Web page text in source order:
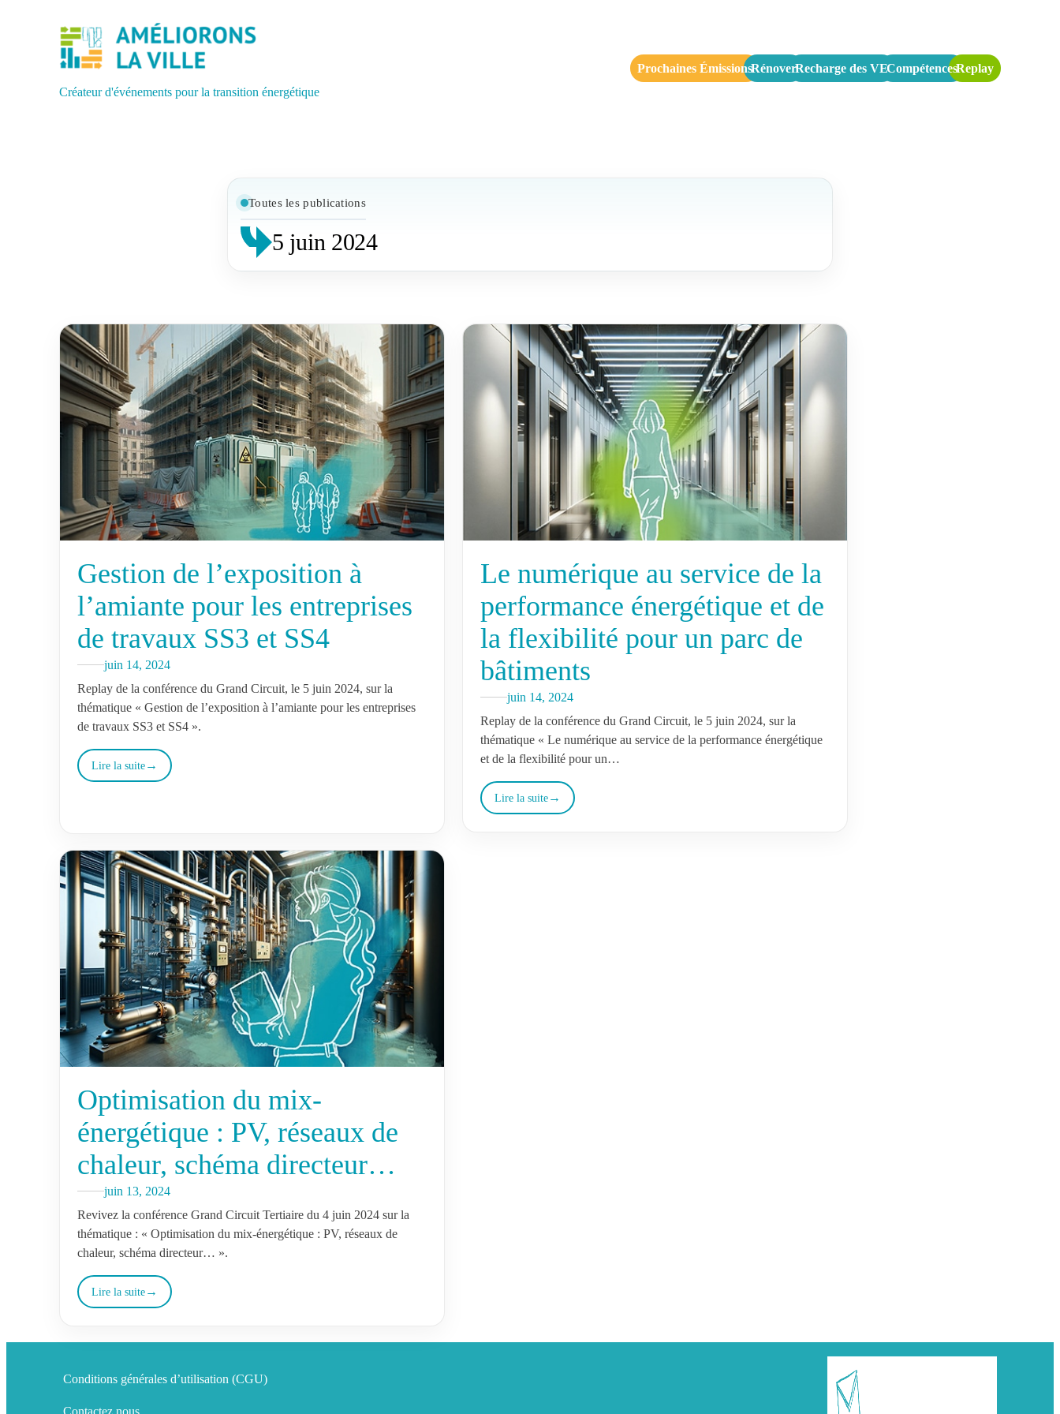
Créateur d'événements pour la transition énergétique
Prochaines ÉmissionsRénoverRecharge des VECompétencesReplay
Toutes les publications
5 juin 2024
Gestion de l’exposition à
l’amiante pour les entreprises
de travaux SS3 et SS4
juin 14, 2024
Replay de la conférence du Grand Circuit, le 5 juin 2024, sur la
thématique « Gestion de l’exposition à l’amiante pour les entreprises
de travaux SS3 et SS4 ».
Lire la suite
Le numérique au service de la
performance énergétique et de
la flexibilité pour un parc de
bâtiments
juin 14, 2024
Replay de la conférence du Grand Circuit, le 5 juin 2024, sur la
thématique « Le numérique au service de la performance énergétique
et de la flexibilité pour un…
Lire la suite
Optimisation du mix-
énergétique : PV, réseaux de
chaleur, schéma directeur…
juin 13, 2024
Revivez la conférence Grand Circuit Tertiaire du 4 juin 2024 sur la
thématique : « Optimisation du mix-énergétique : PV, réseaux de
chaleur, schéma directeur… ».
Lire la suite
Conditions générales d’utilisation (CGU)
Contactez nous